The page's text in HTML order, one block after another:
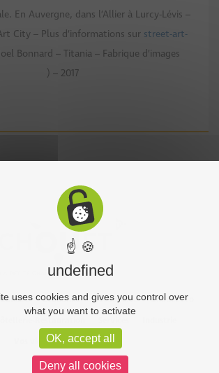
En Auvergne, dans l’Allier à Lurcy-Lévis –
City – Plus d’informations sur street-art-
Bonnard – Titania – Fabrique d’images
) – 2017
Culture Economie Découverte
Chouet’eco
Vos vidéos
Partenaires
☝ 🍪
undefined
uses cookies and gives you control over
what you want to activate
OK, accept all
Deny all cookies